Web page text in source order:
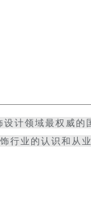
设计领域最权威的
行业的认识和从